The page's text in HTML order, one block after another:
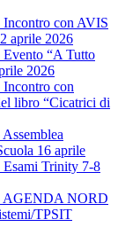
Incontro con AVIS
aprile 2026
Evento “A Tutto
2026
Incontro con
libro “Cicatrici di
16 aprile
Esami Trinity 7-8
AGENDA NORD
TPSIT